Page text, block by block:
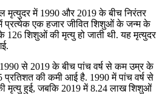
मृत्‍युदर में 1990 और 2019 के बीच निरंतर
में प्रत्‍येक एक हजार जीवित शिशुओं के जन्‍म के
126 शिशुओं की मृत्‍यु हो जाती थी. यह मृत्‍युदर
1990 से 2019 के बीच पांच वर्ष से कम उम्र के
प्रतिशत की कमी आई है. 1990 में पांच वर्ष से
मृत्‍यु हुई, जबकि 2019 में 8.24 लाख शिशुओं